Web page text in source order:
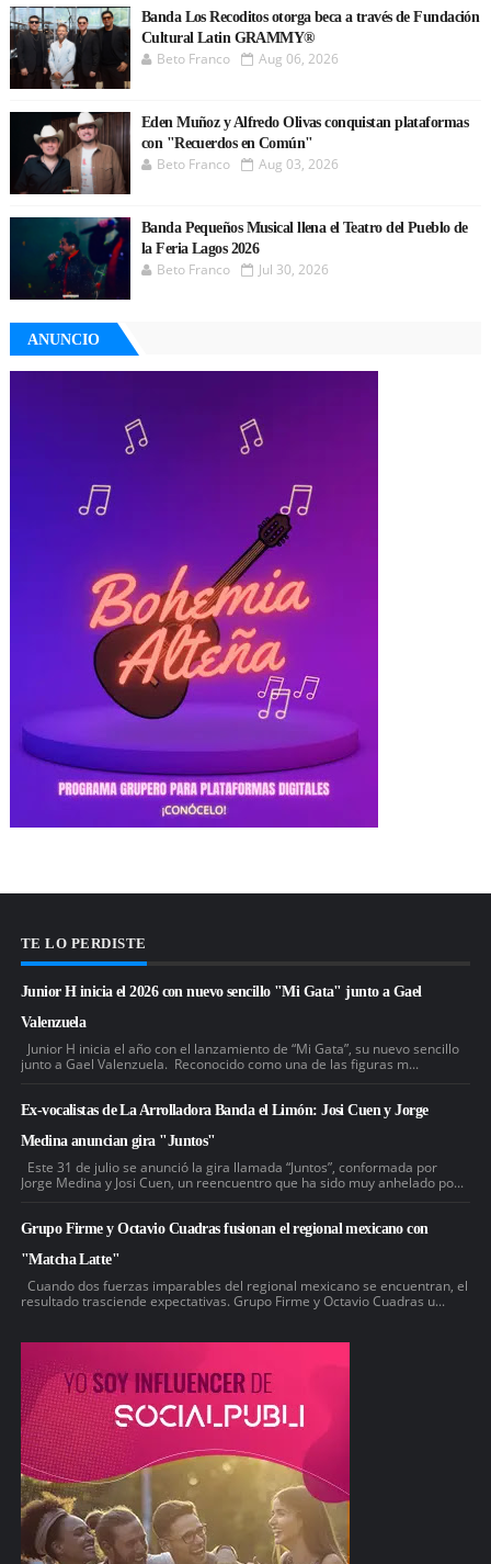
Banda Los Recoditos otorga beca a través de Fundación
Cultural Latin GRAMMY®
Beto Franco Aug 06, 2026
Eden Muñoz y Alfredo Olivas conquistan plataformas
con "Recuerdos en Común"
Beto Franco Aug 03, 2026
Banda Pequeños Musical llena el Teatro del Pueblo de
la Feria Lagos 2026
Beto Franco Jul 30, 2026
ANUNCIO
TE LO PERDISTE
Junior H inicia el 2026 con nuevo sencillo "Mi Gata" junto a Gael
Valenzuela
Junior H inicia el año con el lanzamiento de “Mi Gata”, su nuevo sencillo
junto a Gael Valenzuela. Reconocido como una de las figuras m...
Ex-vocalistas de La Arrolladora Banda el Limón: Josi Cuen y Jorge
Medina anuncian gira "Juntos"
Este 31 de julio se anunció la gira llamada “Juntos”, conformada por
Jorge Medina y Josi Cuen, un reencuentro que ha sido muy anhelado po...
Grupo Firme y Octavio Cuadras fusionan el regional mexicano con
"Matcha Latte"
Cuando dos fuerzas imparables del regional mexicano se encuentran, el
resultado trasciende expectativas. Grupo Firme y Octavio Cuadras u...